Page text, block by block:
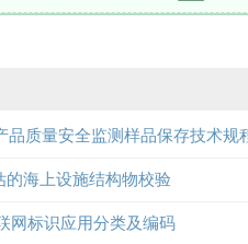
质量安全监测样品保存技术规
的海上设施结构物校验
网标识应用分类及编码